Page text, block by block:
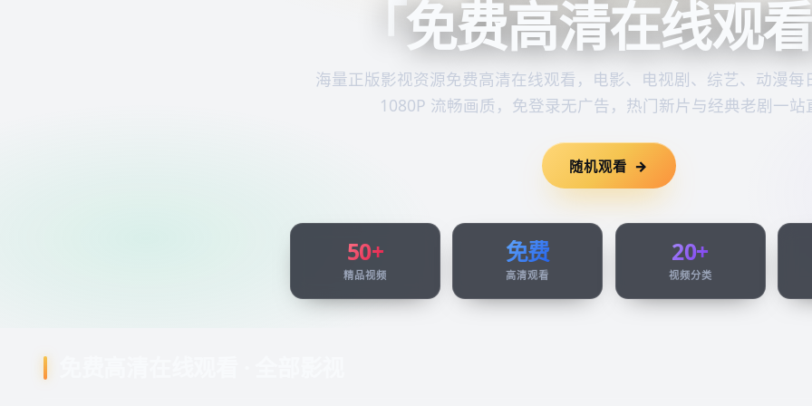
「免费高清在线观
海量正版影视资源免费高清在线观看，电影、电视剧、综艺、动漫每
1080P 流畅画质，免登录无广告，热门新片与经典老剧一站
随机观看
50+
精品视频
免费
高清观看
20+
视频分类